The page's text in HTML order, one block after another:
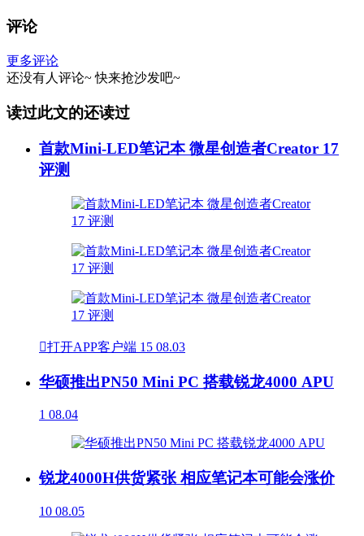
评论
更多评论
还没有人评论~ 快来抢沙发吧~
读过此文的还读过
首款Mini-LED笔记本 微星创造者Creator 17
评测
打开APP客户端 15 08.03
华硕推出PN50 Mini PC 搭载锐龙4000 APU
1 08.04
锐龙4000H供货紧张 相应笔记本可能会涨价
10 08.05